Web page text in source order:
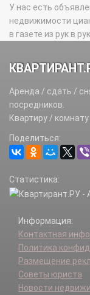
У нас есть
недвижимости
в газете из рук в
Аренда / сдать /
посредников.
Квартиру /
Поделиться:
Статистика:
Информация:
Контактная
Политика
Размещение
Советы юриста
Новости